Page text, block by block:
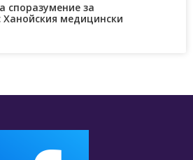
споразумение за
Ханойския медицински